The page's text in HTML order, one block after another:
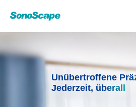
Unübertroffene
Jederzeit, überall